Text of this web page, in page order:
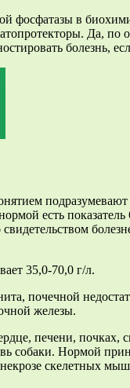
в
Да,
болезнь,
есть
35,0-70,0 г/л.
почечной
железы.
печени, почках,
собаки. Нормой
скелетных